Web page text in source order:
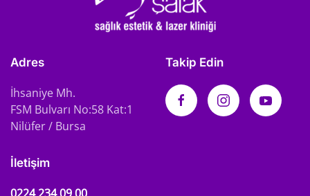
Adres
İhsaniye Mh.
FSM Bulvarı No:58 Kat:1
Nilüfer / Bursa
Takip Edin
İletişim